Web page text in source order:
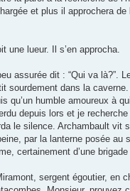
et plus il approchera
une lueur. Il s’en approcha.
assurée dit : “Qui va là?”.
sourdement dans la
qu’un humble amoureux à
depuis lors et je
le silence. Archambault vit
par la lanterne posée au
certainement d’une
sergent égoutier, en